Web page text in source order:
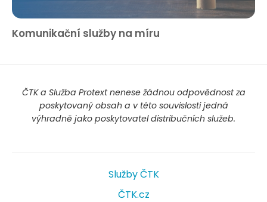
Komunikační služby na míru
ČTK a Služba Protext nenese žádnou odpovědnost za
poskytovaný obsah a v této souvislosti jedná
výhradně jako poskytovatel distribučních služeb.
Služby ČTK
ČTK.cz